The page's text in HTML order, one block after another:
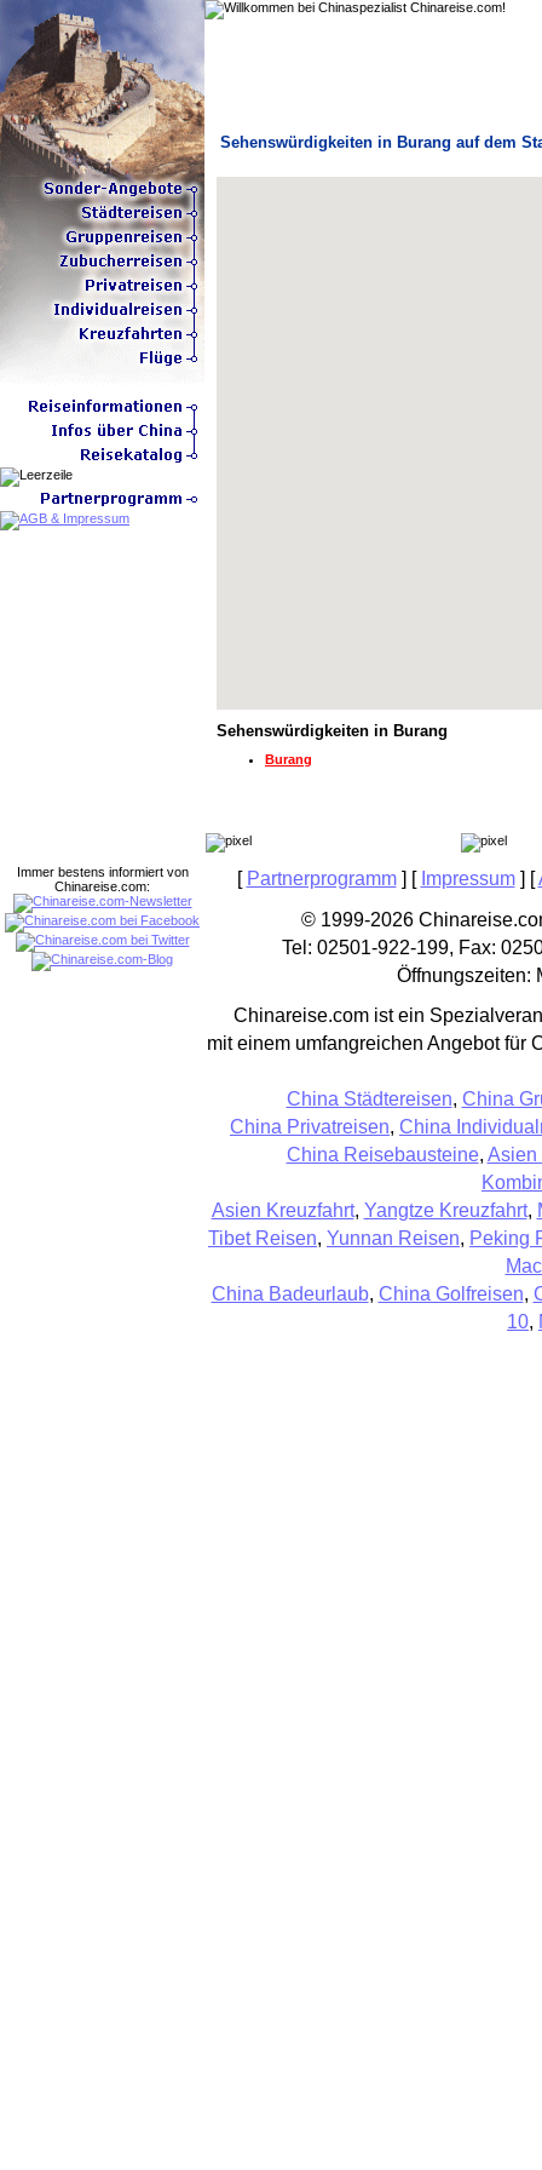
Sehenswürdigkeiten in Burang auf dem
Sehenswürdigkeiten in Burang
Burang
[ Partnerprogramm] [ Impressum] [
© 1999-2026
Tel: 02501-922-199, Fax:
Öffnungszeiten:
Chinareise.com ist ein
mit einem umfangreichen Angebot für
China Städtereisen, China
China Privatreisen, China
China Reisebausteine, Asien
Asien Kreuzfahrt, Yangtze Kreuzfahrt,
Tibet Reisen, Yunnan Reisen, Peking
China Badeurlaub, China Golfreisen,
10,
Immer bestens informiert von
Chinareise.com: